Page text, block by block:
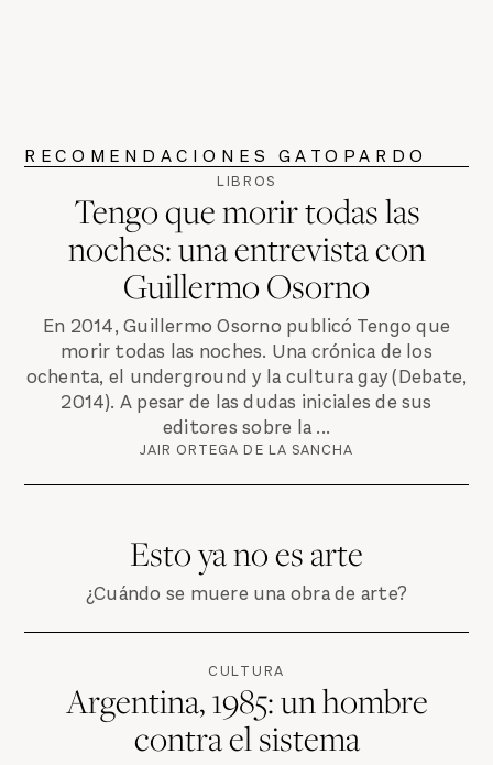
RECOMENDACIONES GATOPARDO
LIBROS
Tengo que morir todas las
noches: una entrevista con
Guillermo Osorno
En 2014, Guillermo Osorno publicó Tengo que
morir todas las noches. Una crónica de los
ochenta, el underground y la cultura gay (Debate,
2014). A pesar de las dudas iniciales de sus
editores sobre la ...
JAIR ORTEGA DE LA SANCHA
Esto ya no es arte
¿Cuándo se muere una obra de arte?
CULTURA
Argentina, 1985: un hombre
contra el sistema